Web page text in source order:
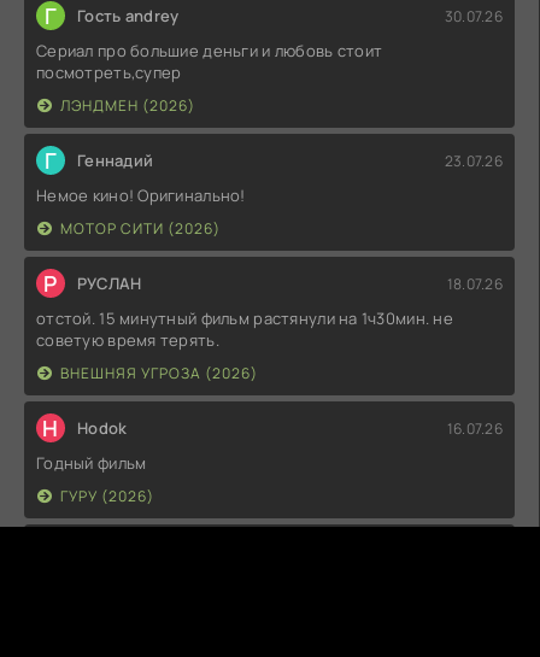
Г Гость andrey 30.07.26
Сериал про большие деньги и любовь стоит
посмотреть,супер
ЛЭНДМЕН (2026)
Г Геннадий 23.07.26
Немое кино! Оригинально!
МОТОР СИТИ (2026)
Р РУСЛАН 18.07.26
отстой. 15 минутный фильм растянули на 1ч30мин. не
советую время терять.
ВНЕШНЯЯ УГРОЗА (2026)
H Hodok 16.07.26
Годный фильм
ГУРУ (2026)